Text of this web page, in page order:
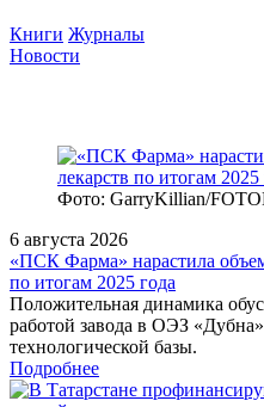
Книги Журналы
Новости
Фото: GarryKillian/
6 августа 2026
«ПСК Фарма» нарастила
по итогам 2025 года
Положительная динамика
работой завода в ОЭЗ
технологической базы.
Подробнее